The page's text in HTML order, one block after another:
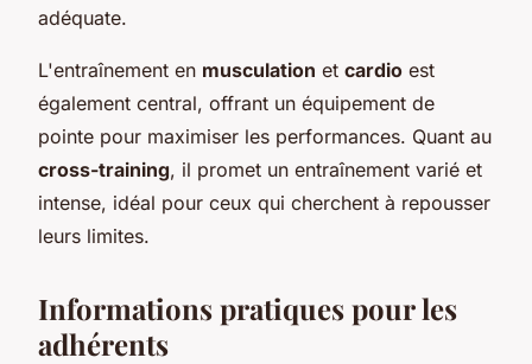
adéquate.
L'entraînement en musculation et cardio est
également central, offrant un équipement de
pointe pour maximiser les performances. Quant au
cross-training, il promet un entraînement varié et
intense, idéal pour ceux qui cherchent à repousser
leurs limites.
Informations pratiques pour les
adhérents